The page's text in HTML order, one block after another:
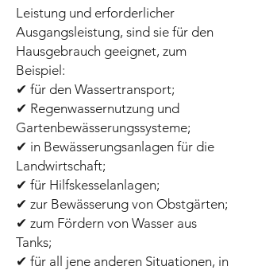
Leistung und erforderlicher
Ausgangsleistung, sind sie für den
Hausgebrauch geeignet, zum
Beispiel:
✔ für den Wassertransport;
✔ Regenwassernutzung und
Gartenbewässerungssysteme;
✔ in Bewässerungsanlagen für die
Landwirtschaft;
✔ für Hilfskesselanlagen;
✔ zur Bewässerung von Obstgärten;
✔ zum Fördern von Wasser aus
Tanks;
✔ für all jene anderen Situationen, in